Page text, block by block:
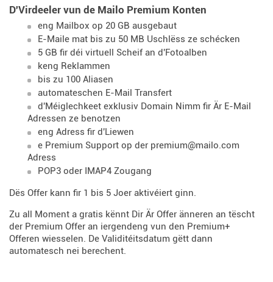
D'Virdeeler vun de Mailo Premium Konten
eng Mailbox op 20 GB ausgebaut
E-Maile mat bis zu 50 MB Uschlëss ze schécken
5 GB fir déi virtuell Scheif an d'Fotoalben
keng Reklammen
bis zu 100 Aliasen
automateschen E-Mail Transfert
d'Méiglechkeet exklusiv Domain Nimm fir Är E-Mail
Adressen ze benotzen
eng Adress fir d'Liewen
e Premium Support op der premium@mailo.com
Adress
POP3 oder IMAP4 Zougang
Dës Offer kann fir 1 bis 5 Joer aktivéiert ginn.
Zu all Moment a gratis kënnt Dir Är Offer änneren an tëscht
der Premium Offer an iergendeng vun den Premium+
Offeren wiesselen. De Validitéitsdatum gëtt dann
automatesch nei berechent.